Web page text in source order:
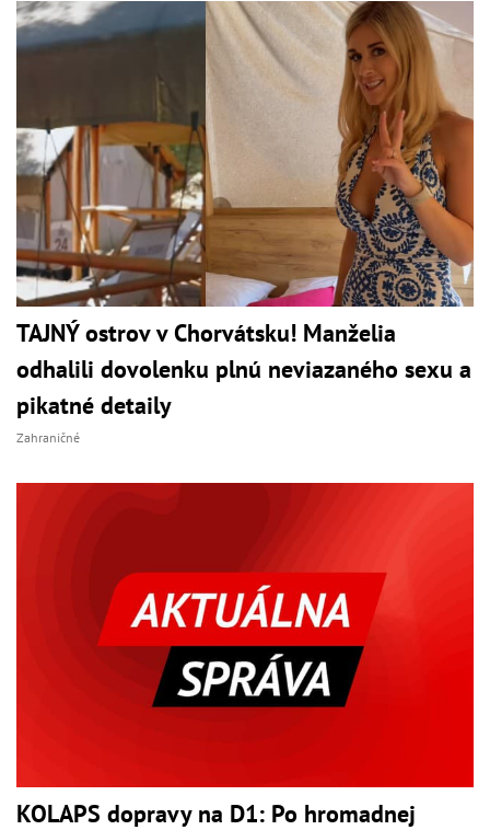
TAJNÝ ostrov v Chorvátsku! Manželia
odhalili dovolenku plnú neviazaného sexu a
pikatné detaily
Zahraničné
KOLAPS dopravy na D1: Po hromadnej